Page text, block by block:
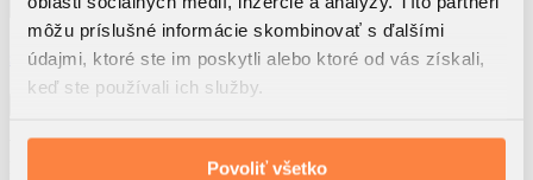
môžu príslušné informácie skombinovať s ďalšími
údajmi, ktoré ste im poskytli alebo ktoré od vás získali,
keď ste používali ich služby.
Povoliť všetko
Využitím tohto formulára beriem na vedomie, že dôjde k
spracúvaniu osobných údajov
Súhlasím so zasielaním noviniek spol. VI GROUP s.r.o.
VI GROUP Rendez s.r.o.